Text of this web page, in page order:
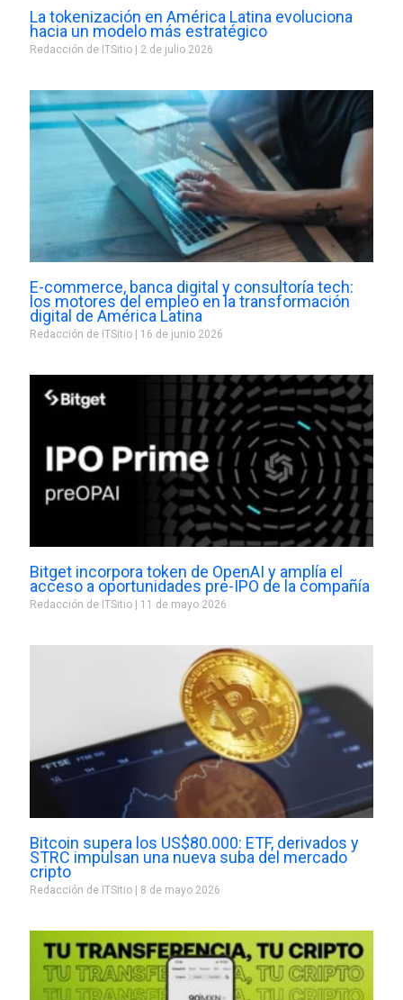
La tokenización en América Latina evoluciona
hacia un modelo más estratégico
Redacción de ITSitio 2 de julio 2026
E-commerce, banca digital y consultoría tech:
los motores del empleo en la transformación
digital de América Latina
Redacción de ITSitio 16 de junio 2026
Bitget incorpora token de OpenAI y amplía el
acceso a oportunidades pre-IPO de la compañía
Redacción de ITSitio 11 de mayo 2026
Bitcoin supera los US$80.000: ETF, derivados y
STRC impulsan una nueva suba del mercado
cripto
Redacción de ITSitio 8 de mayo 2026